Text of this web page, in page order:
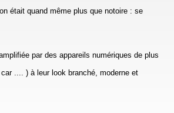
était quand même plus que notoire : se
par des appareils numériques de plus
.... ) à leur look branché, moderne et